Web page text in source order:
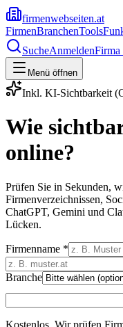
firmenwebseiten.at
FirmenBranchenTools
SucheAnmeldenFirma
Menü öffnen
Inkl. KI-Sichtbarkeit
Wie
online?
Prüfen Sie in Sekunden,
Firmenverzeichnissen,
ChatGPT, Gemini und
Lücken.
Firmenname *
Branche
Kostenlos. Wir prüfen